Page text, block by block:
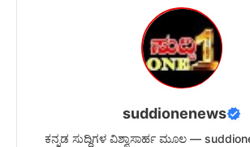
suddionenews
ಕನ್ನಡ ಸುದ್ದಿಗಳ ವಿಶ್ವಾಸಾರ್ಹ ಮೂಲ —